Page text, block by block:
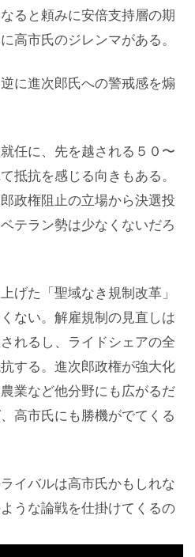
ると頼みに安倍支持層の期
高市氏のジレンマがある。
に進次郎氏への警戒感を煽
任に、先を越される５０〜
抵抗を感じる向きもある。
政権阻止の立場から決選投
テラン勢は少なくないだろ
げた「聖域なき規制改革」
ない。解雇規制の見直しは
れるし、ライドシェアの全
する。進次郎政権が強大化
業など他分野にも広がるだ
高市氏にも勝機がでてくる
イバルは高市氏かもしれな
うな論戦を仕掛けてくるの